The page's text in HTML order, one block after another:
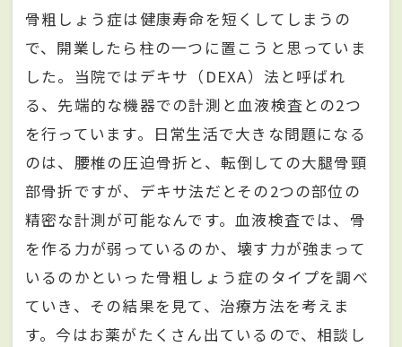
骨粗しょう症は健康寿命を短くしてしまうの
で、開業したら柱の一つに置こうと思っていま
した。当院ではデキサ（DEXA）法と呼ばれ
る、先端的な機器での計測と血液検査との2つ
を行っています。日常生活で大きな問題になる
のは、腰椎の圧迫骨折と、転倒しての大腿骨頸
部骨折ですが、デキサ法だとその2つの部位の
精密な計測が可能なんです。血液検査では、骨
を作る力が弱っているのか、壊す力が強まって
いるのかといった骨粗しょう症のタイプを調べ
ていき、その結果を見て、治療方法を考えま
す。今はお薬がたくさん出ているので、相談し